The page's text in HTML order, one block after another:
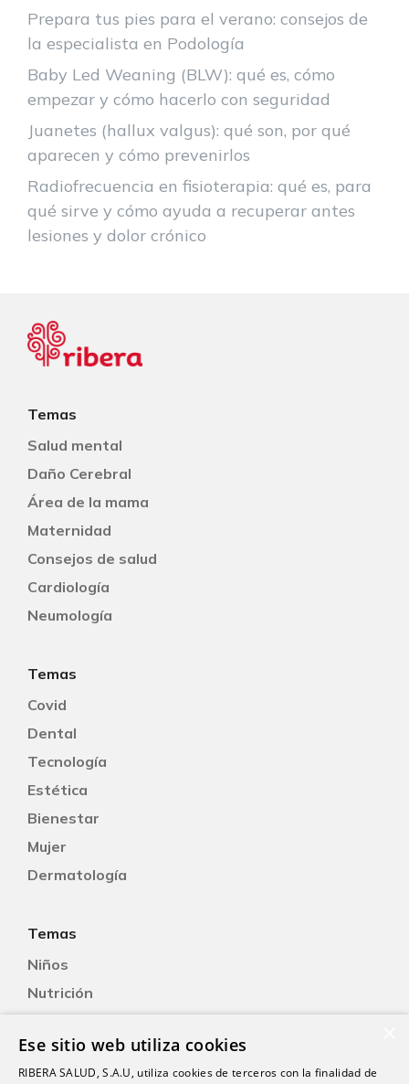
Prepara tus pies para el verano: consejos de
la especialista en Podología
Baby Led Weaning (BLW): qué es, cómo
empezar y cómo hacerlo con seguridad
Juanetes (hallux valgus): qué son, por qué
aparecen y cómo prevenirlos
Radiofrecuencia en fisioterapia: qué es, para
qué sirve y cómo ayuda a recuperar antes
lesiones y dolor crónico
Temas
Salud mental
Daño Cerebral
Área de la mama
Maternidad
Consejos de salud
Cardiología
Neumología
Temas
Covid
Dental
Tecnología
Estética
Bienestar
Mujer
Dermatología
Temas
Niños
Nutrición
Oftalmología
Otorrinolaringología
Ese sitio web utiliza cookies
RIBERA SALUD, S.A.U, utiliza cookies de terceros con la finalidad de